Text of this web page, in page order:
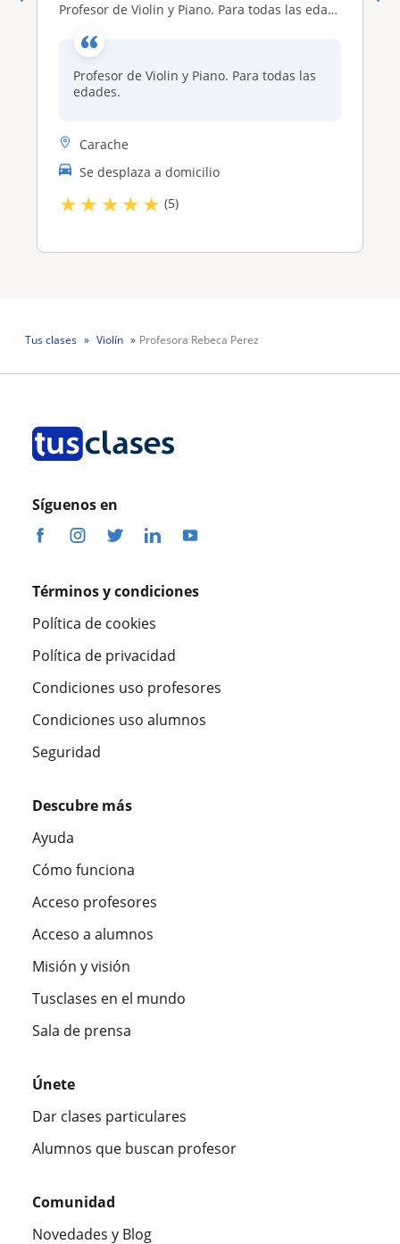
Profesor de Violin y Piano. Para todas las edades
Profesor de Violin y Piano. Para todas las
edades.
Carache
Se desplaza a domicilio
★★ ★★★ (5)
Tus clases Violín Profesora Rebeca Perez
Síguenos en
Términos y condiciones
Política de cookies
Política de privacidad
Condiciones uso profesores
Condiciones uso alumnos
Seguridad
Descubre más
Ayuda
Cómo funciona
Acceso profesores
Acceso a alumnos
Misión y visión
Tusclases en el mundo
Sala de prensa
Únete
Dar clases particulares
Alumnos que buscan profesor
Comunidad
Novedades y Blog